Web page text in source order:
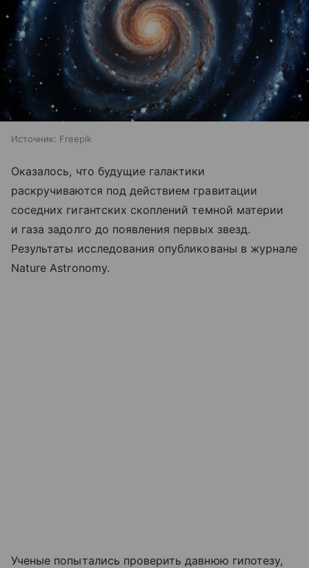
Источник: Freepik
Оказалось, что будущие галактики
раскручиваются под действием гравитации
соседних гигантских скоплений темной материи
и газа задолго до появления первых звезд.
Результаты исследования опубликованы в журнале
Nature Astronomy.
Ученые попытались проверить давнюю гипотезу,